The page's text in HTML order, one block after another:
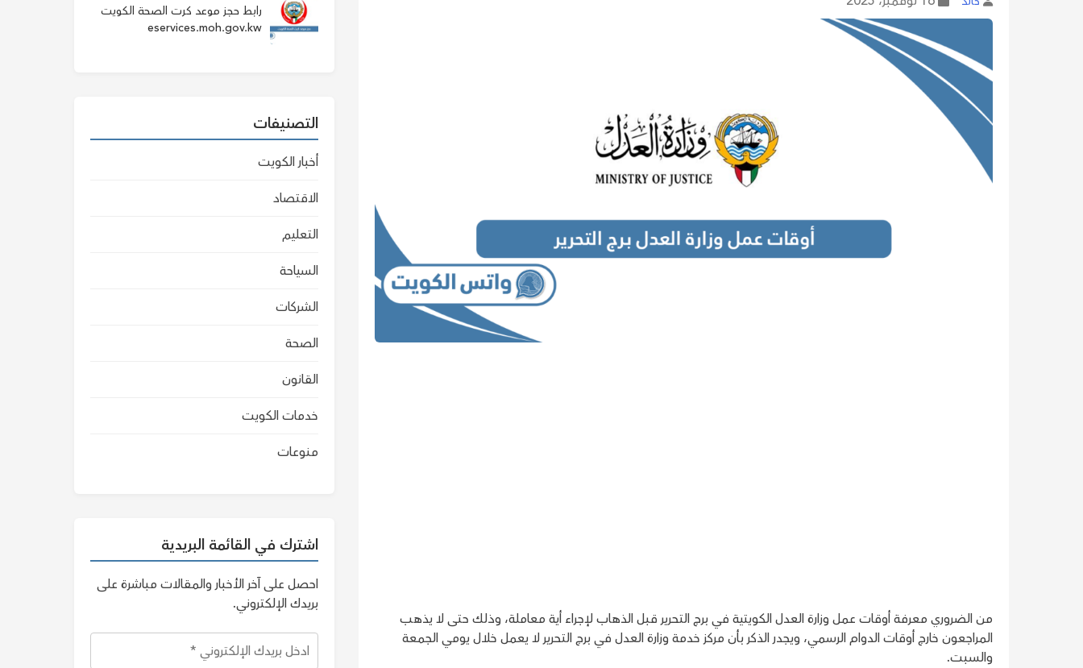
من الضروري معرفة أوقات عمل وزارة العدل الكويتية في برج التحرير قبل الذهاب لإجراء أية معاملة، وذلك حتى لا يذهب
المراجعون خارج أوقات الدوام الرسمي، ويجدر الذكر بأن مركز خدمة وزارة العدل في برج التحرير لا يعمل خلال يومي الجمعة
والسبت.
رابط حجز موعد كرت الصحة الكويت
eservices.moh.gov.kw
التصنيفات
أخبار الكويت
الاقتصاد
التعليم
السياحة
الشركات
الصحة
القانون
خدمات الكويت
منوعات
اشترك في القائمة البريدية
احصل على آخر الأخبار والمقالات مباشرة على
بريدك الإلكتروني.